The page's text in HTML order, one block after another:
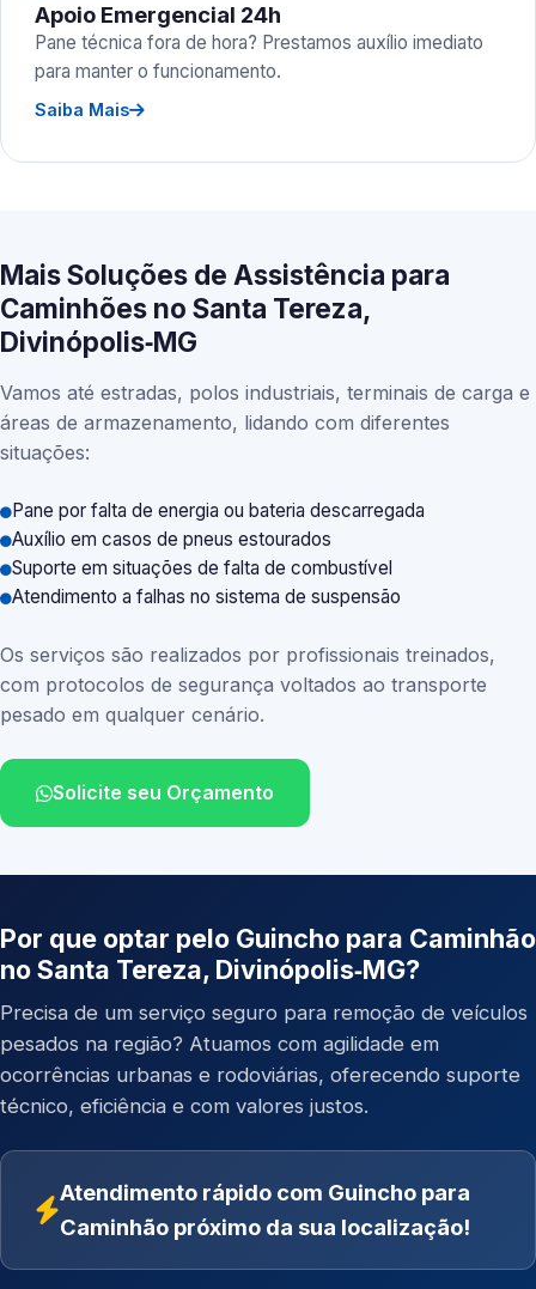
Apoio Emergencial 24h
Pane técnica fora de hora? Prestamos auxílio imediato
para manter o funcionamento.
Saiba Mais
Mais Soluções de Assistência para
Caminhões no Santa Tereza,
Divinópolis‑MG
Vamos até estradas, polos industriais, terminais de carga e
áreas de armazenamento, lidando com diferentes
situações:
Pane por falta de energia ou bateria descarregada
Auxílio em casos de pneus estourados
Suporte em situações de falta de combustível
Atendimento a falhas no sistema de suspensão
Os serviços são realizados por profissionais treinados,
com protocolos de segurança voltados ao transporte
pesado em qualquer cenário.
Solicite seu Orçamento
Por que optar pelo Guincho para Caminhão
no Santa Tereza, Divinópolis‑MG?
Precisa de um serviço seguro para remoção de veículos
pesados na região? Atuamos com agilidade em
ocorrências urbanas e rodoviárias, oferecendo suporte
técnico, eficiência e com valores justos.
Atendimento rápido com Guincho para
Caminhão próximo da sua localização!